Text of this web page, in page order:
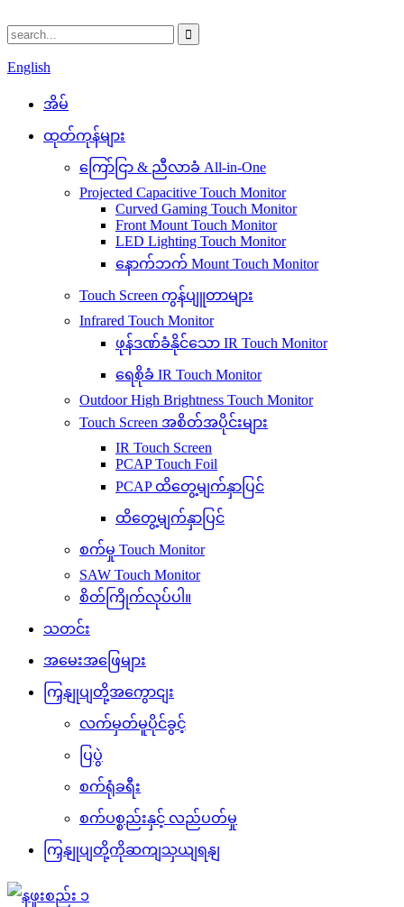
English
အိမ်
ထုတ်ကုန်များ
ကြော်ငြာ & ညီလာခံ All-in-One
Projected Capacitive Touch Monitor
Curved Gaming Touch Monitor
Front Mount Touch Monitor
LED Lighting Touch Monitor
နောက်ဘက် Mount Touch Monitor
Touch Screen ကွန်ပျူတာများ
Infrared Touch Monitor
ဖုန်ဒဏ်ခံနိုင်သော IR Touch Monitor
ရေစိုခံ IR Touch Monitor
Outdoor High Brightness Touch Monitor
Touch Screen အစိတ်အပိုင်းများ
IR Touch Screen
PCAP Touch Foil
PCAP ထိတွေ့မျက်နှာပြင်
ထိတွေ့မျက်နှာပြင်
စက်မှု Touch Monitor
SAW Touch Monitor
စိတ်ကြိုက်လုပ်ပါ။
သတင်း
အမေးအဖြေများ
ကြှနျုပျတို့အကွောငျး
လက်မှတ်မူပိုင်ခွင့်
ပြပွဲ
စက်ရုံခရီး
စက်ပစ္စည်းနှင့် လည်ပတ်မှု
ကြှနျုပျတို့ကိုဆကျသှယျရနျ